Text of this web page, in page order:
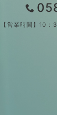
【営業時間】10：